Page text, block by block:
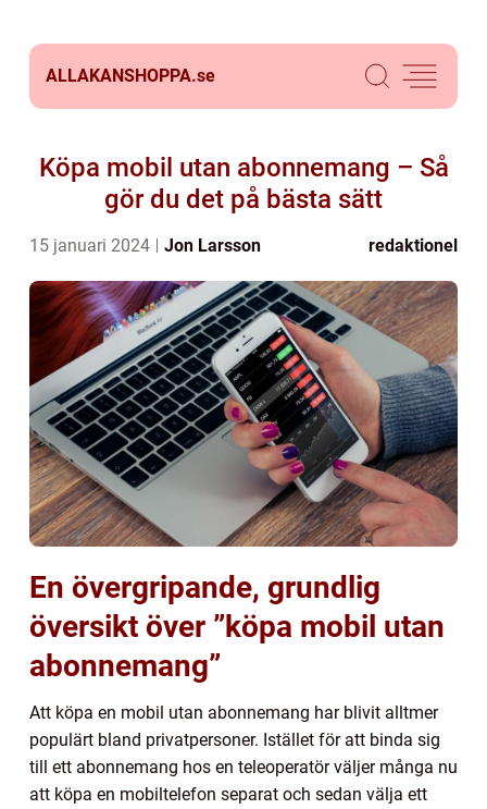
ALLAKANSHOPPA.se
Köpa mobil utan abonnemang – Så
gör du det på bästa sätt
15 januari 2024 Jon Larsson redaktionel
En övergripande, grundlig
översikt över ”köpa mobil utan
abonnemang”
Att köpa en mobil utan abonnemang har blivit alltmer
populärt bland privatpersoner. Istället för att binda sig
till ett abonnemang hos en teleoperatör väljer många nu
att köpa en mobiltelefon separat och sedan välja ett